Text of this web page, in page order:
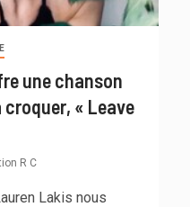
une chanson
croquer, « Leave
R C
Lakis nous